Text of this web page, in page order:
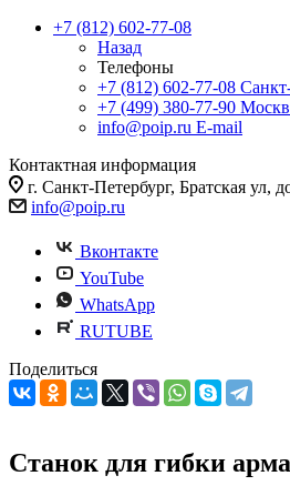
+7 (812) 602-77-08
Назад
Телефоны
+7 (812) 602-77-08
+7 (499) 380-77-90
info@poip.ru E-mail
Контактная информация
г. Санкт-Петербург, Братская ул,
info@poip.ru
Вконтакте
YouTube
WhatsApp
RUTUBE
Поделиться
Станок для гибки